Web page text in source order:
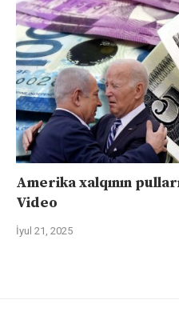
Amerika xalqının
Video
İyul 21, 2025